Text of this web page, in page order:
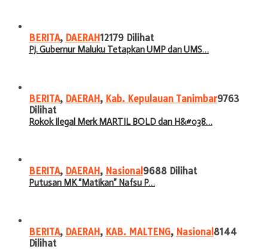
BERITA, DAERAH12179 Dilihat
Pj. Gubernur Maluku Tetapkan UMP dan UMS…
BERITA, DAERAH, Kab. Kepulauan Tanimbar9763
Dilihat
Rokok Ilegal Merk MARTIL BOLD dan H&#038…
BERITA, DAERAH, Nasional 9688 Dilihat
Putusan MK “Matikan” Nafsu P…
BERITA, DAERAH, KAB. MALTENG, Nasional 8144
Dilihat